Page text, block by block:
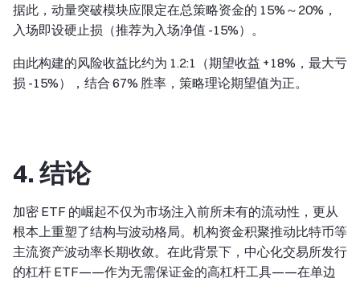
据此，动量突破模块应限定在总策略资金的 15%～20%，
入场即设硬止损（推荐为入场净值 -15%）。
由此构建的风险收益比约为 1.2:1（期望收益 +18%，最大亏
损 -15%），结合 67% 胜率，策略理论期望值为正。
4. 结论
加密 ETF 的崛起不仅为市场注入前所未有的流动性，更从
根本上重塑了结构与波动格局。机构资金积聚推动比特币等
主流资产波动率长期收敛。在此背景下，中心化交易所发行
的杠杆 ETF——作为无需保证金的高杠杆工具——在单边